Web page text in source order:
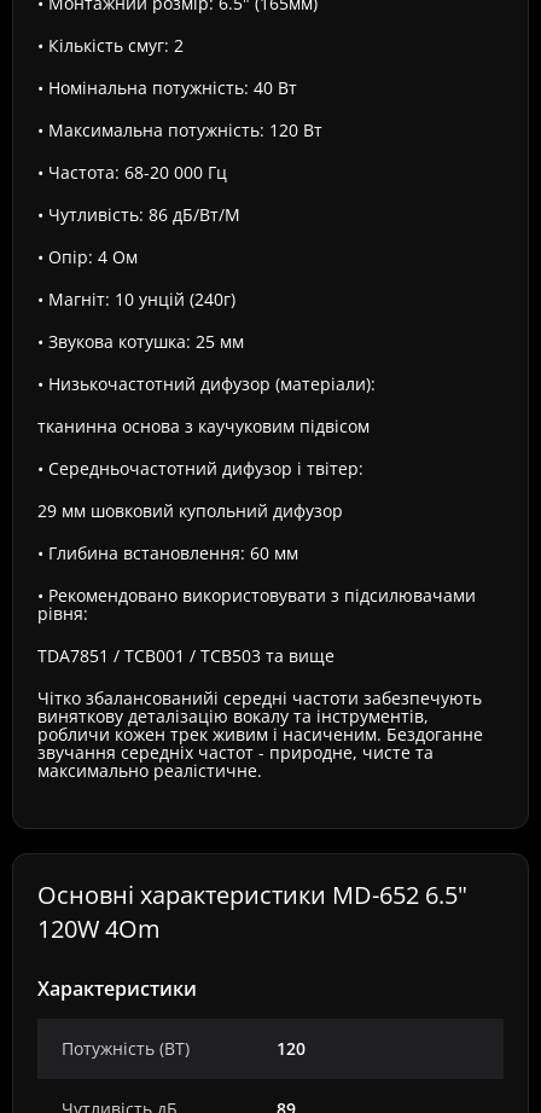
• Кількість смуг: 2
• Номінальна потужність: 40 Вт
• Максимальна потужність: 120 Вт
• Частота: 68-20 000 Гц
• Чутливість: 86 дБ/Вт/М
• Опір: 4 Ом
• Магніт: 10 унцій (240г)
• Звукова котушка: 25 мм
• Низькочастотний дифузор (матеріали):
тканинна основа з каучуковим підвісом
• Середньочастотний дифузор і твітер:
29 мм шовковий купольний дифузор
• Глибина встановлення: 60 мм
• Рекомендовано використовувати з підсилювачами
рівня:
TDA7851 / TCB001 / TCB503 та вище
Чітко збалансованийі середні частоти забезпечують
виняткову деталізацію вокалу та інструментів,
робличи кожен трек живим і насиченим. Бездоганне
звучання середніх частот - природне, чисте та
максимально реалістичне.
Основні характеристики MD-652 6.5"
120W 4Om
Характеристики
Потужність (ВТ) 120